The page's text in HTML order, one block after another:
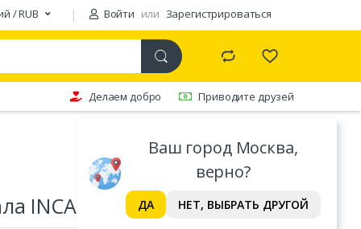
/ RUB Войти или Зарегистрироваться
Ваш город Москва,
верно?
ДА НЕТ, ВЫБРАТЬ ДРУГОЙ
Делаем добро Приводите друзей
INCALPACA TPX